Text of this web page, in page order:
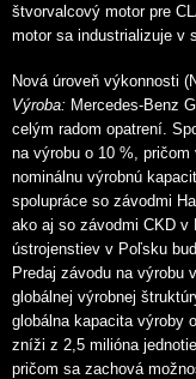
štvorvalcový motor pre
motor sa industrializuje v
Nová úroveň výkonnosti
Výroba: Mercedes-Benz
celým radom opatrení.
na výrobu o 10 %,
nominálnu výrobnú
spolupráce so závodmi
ako aj so závodmi CKD v
ústrojenstiev v Poľsku
Predaj závodu na výrobu
globálnej výrobnej
globálna kapacita výroby
zníži z 2,5 milióna
pričom sa zachová